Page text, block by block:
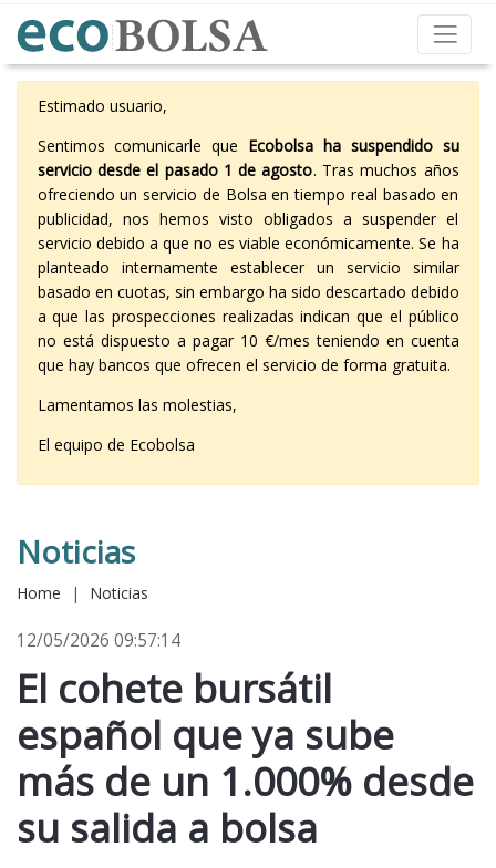
Estimado usuario,
Sentimos comunicarle que Ecobolsa ha suspendido su
servicio desde el pasado 1 de agosto. Tras muchos años
ofreciendo un servicio de Bolsa en tiempo real basado en
publicidad, nos hemos visto obligados a suspender el
servicio debido a que no es viable económicamente. Se ha
planteado internamente establecer un servicio similar
basado en cuotas, sin embargo ha sido descartado debido
a que las prospecciones realizadas indican que el público
no está dispuesto a pagar 10 €/mes teniendo en cuenta
que hay bancos que ofrecen el servicio de forma gratuita.
Lamentamos las molestias,
El equipo de Ecobolsa
Noticias
Home | Noticias
12/05/2026 09:57:14
El cohete bursátil
español que ya sube
más de un 1.000% desde
su salida a bolsa